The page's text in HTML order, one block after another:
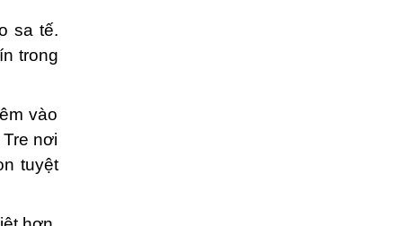
sa tế.
trong
vào
nơi
tuyệt